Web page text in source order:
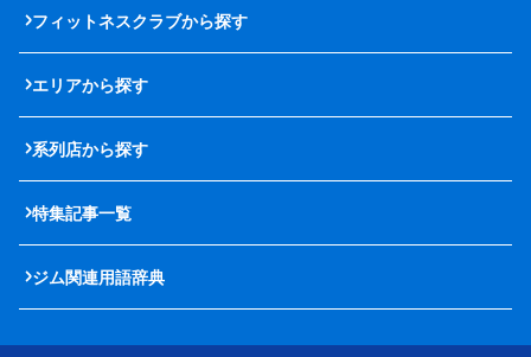
フィットネスクラブから探す
エリアから探す
系列店から探す
特集記事一覧
ジム関連用語辞典